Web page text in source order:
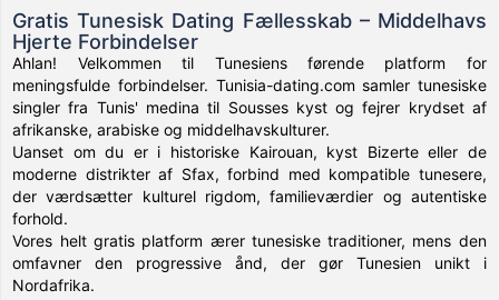
Gratis Tunesisk Dating Fællesskab – Middelhavs
Hjerte Forbindelser
Ahlan! Velkommen til Tunesiens førende platform for
meningsfulde forbindelser. Tunisia-dating.com samler tunesiske
singler fra Tunis' medina til Sousses kyst og fejrer krydset af
afrikanske, arabiske og middelhavskulturer.
Uanset om du er i historiske Kairouan, kyst Bizerte eller de
moderne distrikter af Sfax, forbind med kompatible tunesere,
der værdsætter kulturel rigdom, familieværdier og autentiske
forhold.
Vores helt gratis platform ærer tunesiske traditioner, mens den
omfavner den progressive ånd, der gør Tunesien unikt i
Nordafrika.